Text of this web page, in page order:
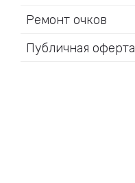
Ремонт очков
Публичная оферта